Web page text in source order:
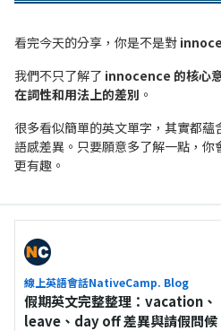
看完今天的分享，你是不是對
我們不只了解了 innocence 的核心
在詞性和用法上的差別 。
很多看似簡單的英文單字，其實都
語感差異。只要願意多了解一點，
更有趣。
線上英語會話NativeCamp. Blog
假期英文完整整理：vacation、
leave、day off 差異與請假問候